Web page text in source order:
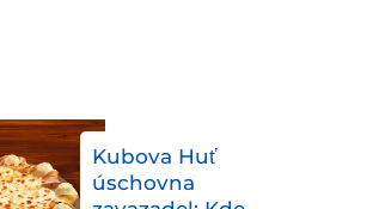
Kubova Huť
úschovna